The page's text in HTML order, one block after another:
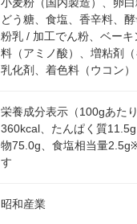
小麦粉（国内製造）、卵
どう糖、食塩、香辛料、
粉乳 / 加工でん粉、ベー
料（アミノ酸）、増粘剤（
乳化剤、着色料（ウコン）
栄養成分表示（100gあた
360kcal、たんぱく質
物75.0g、食塩相当量
す
昭和産業